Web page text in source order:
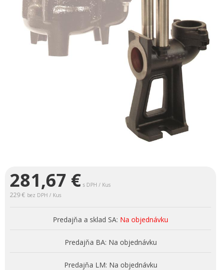
281,67 € s DPH / Kus
229 € bez DPH / Kus
Predajňa a sklad SA: Na objednávku
Predajňa BA: Na objednávku
Predajňa LM: Na objednávku